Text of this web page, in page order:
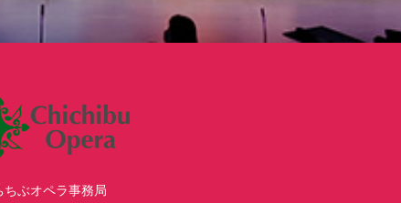
ちぶオペラ事務局